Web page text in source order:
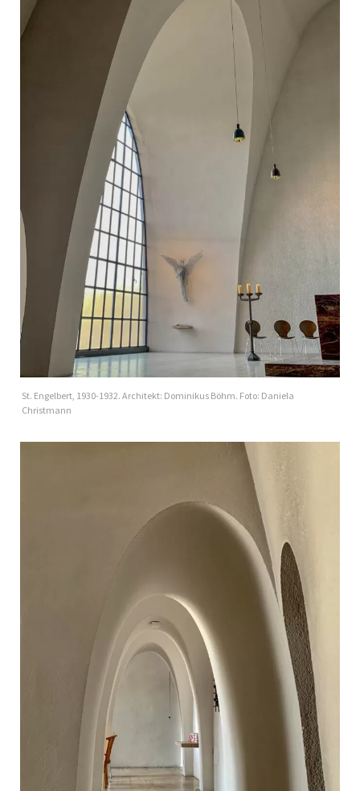
St. Engelbert, 1930-1932. Architekt: Dominikus Böhm. Foto: Daniela
Christmann